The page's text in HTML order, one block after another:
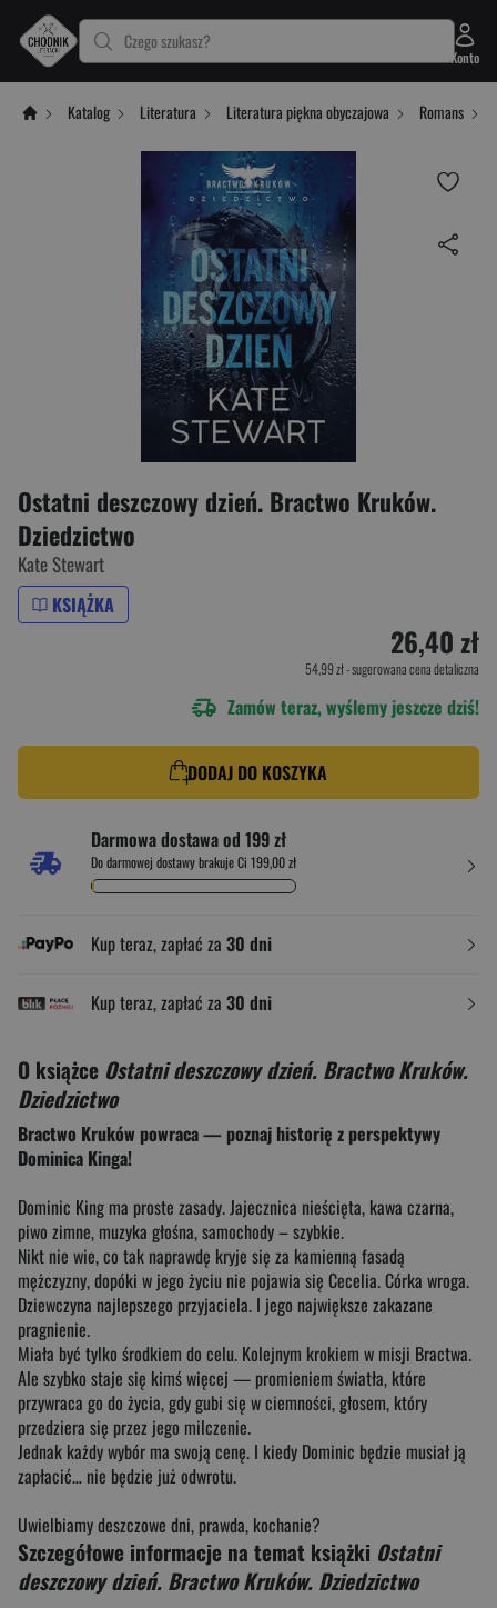
Czego szukasz?
Konto
Katalog Literatura Literatura piękna obyczajowa Romans
Ostatni deszczowy dzień. Bractwo Kruków.
Dziedzictwo
Kate Stewart
KSIĄŻKA
26,40 zł
54,99 zł- sugerowana cena detaliczna
Zamów teraz, wyślemy jeszcze dziś!
DODAJ DO KOSZYKA
Darmowa dostawa od 199 zł
Do darmowej dostawy brakuje Ci 199,00 zł
Kup teraz, zapłać za 30 dni
Kup teraz, zapłać za 30 dni
O książce Ostatni deszczowy dzień. Bractwo Kruków.
Dziedzictwo
Bractwo Kruków powraca — poznaj historię z perspektywy
Dominica Kinga!
Dominic King ma proste zasady. Jajecznica nieścięta, kawa czarna,
piwo zimne, muzyka głośna, samochody – szybkie.
Nikt nie wie, co tak naprawdę kryje się za kamienną fasadą
mężczyzny, dopóki w jego życiu nie pojawia się Cecelia. Córka wroga.
Dziewczyna najlepszego przyjaciela. I jego największe zakazane
pragnienie.
Miała być tylko środkiem do celu. Kolejnym krokiem w misji Bractwa.
Ale szybko staje się kimś więcej — promieniem światła, które
przywraca go do życia, gdy gubi się w ciemności, głosem, który
przedziera się przez jego milczenie.
Jednak każdy wybór ma swoją cenę. I kiedy Dominic będzie musiał ją
zapłacić… nie będzie już odwrotu.
Uwielbiamy deszczowe dni, prawda, kochanie?
Szczegółowe informacje na temat książki Ostatni
deszczowy dzień. Bractwo Kruków. Dziedzictwo